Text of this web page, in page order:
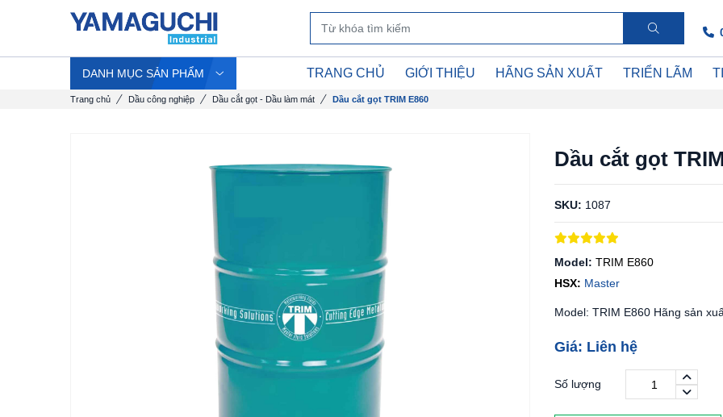
DANH MỤC SẢN PHẨM TRANG CHỦ GIỚI THIỆU HÃNG SẢN XUẤT TRIỂN LÃM
Trang chủ Dầu công nghiệp Dầu cắt gọt - Dầu làm mát Dầu cắt gọt TRIM E860
Dầu cắt gọt
SKU: 1087
Model: TRIM E860
HSX: Master
Model: TRIM E860 Hãng sản
Giá: Liên hệ
Số lượng